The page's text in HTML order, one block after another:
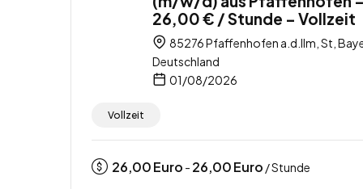
26,00 € / Stunde – Vollzeit
85276 Pfaffenhofen a.d.Ilm, St,
Deutschland
01/08/2026
Vollzeit
26,00Euro - 26,00Euro / Stunde